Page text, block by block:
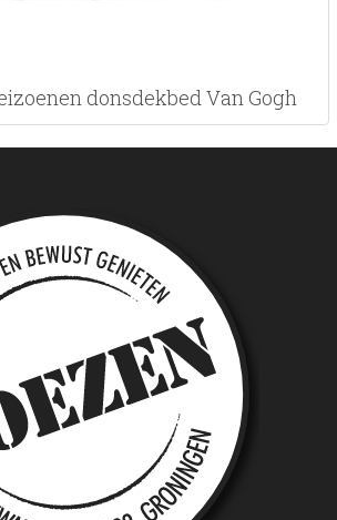
donsdekbed Van Gogh